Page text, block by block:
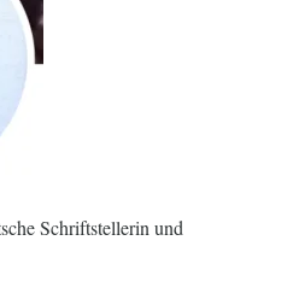
Schriftstellerin und